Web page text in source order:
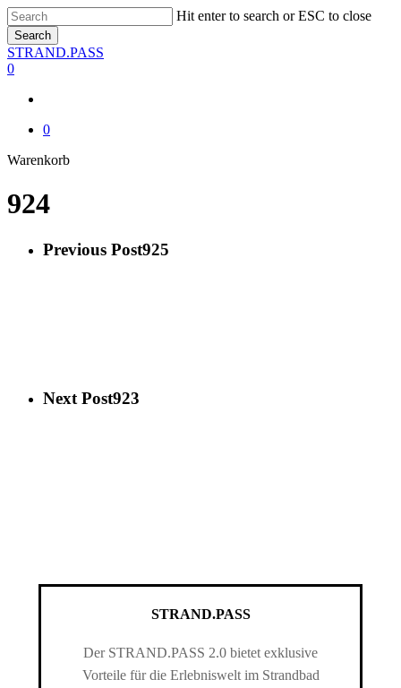
Skip
to
main
content
Hit enter to search or ESC to close
Search
Close
Search
STRAND.PASS
0
0
WarenkorbClose
924
Previous Post925
Next Post923
STRAND.PASS
Der STRAND.PASS 2.0 bietet exklusive
Vorteile für die Erlebniswelt im Strandbad